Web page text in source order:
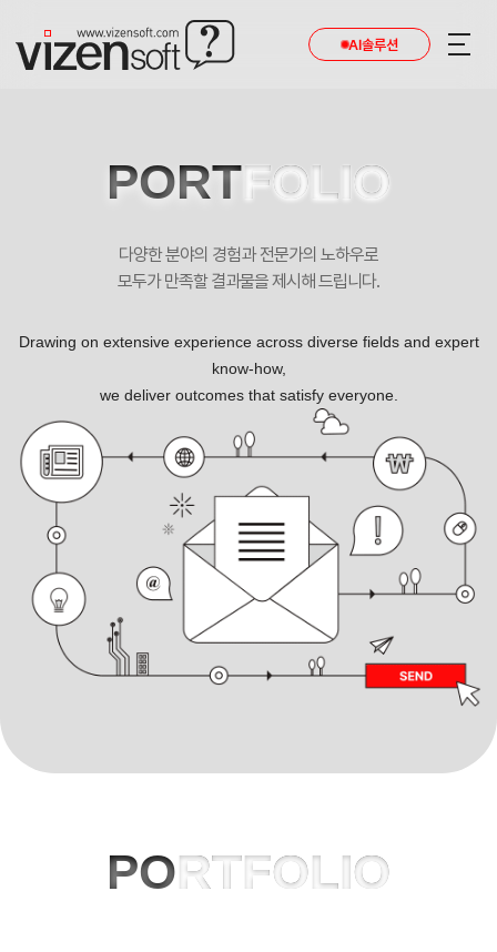
AI솔루션
호산비전 쇼핑몰 반응형 포트폴리오
PORTFOLIO
다양한 분야의 경험과 전문가의 노하우로
모두가 만족할 결과물을 제시해 드립니다.
Drawing on extensive experience across diverse fields and expert
know-how,
we deliver outcomes that satisfy everyone.
PORTFOLIO